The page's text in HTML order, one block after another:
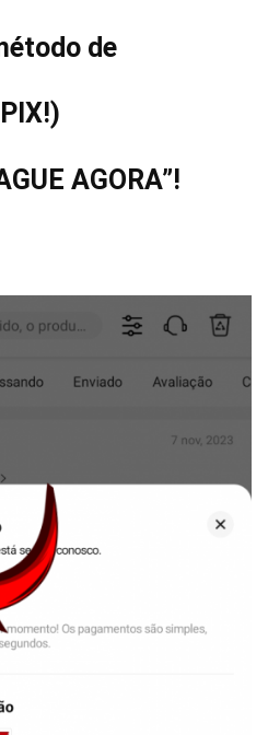
de
AGORA”!